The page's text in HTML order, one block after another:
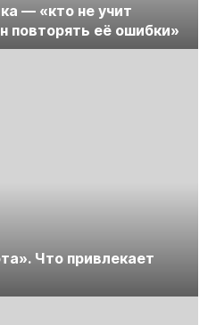
— «кто не учит
повторять её ошибки»
Что привлекает